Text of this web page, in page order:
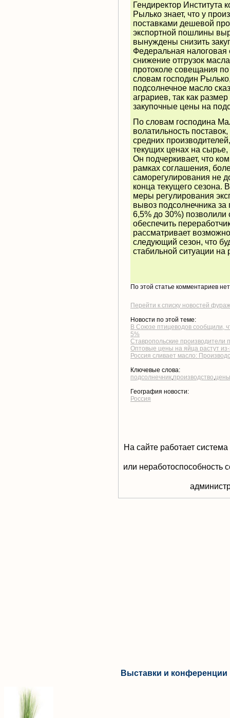
Гендиректор Института
Рылько знает, что у
поставками дешевой
экспортной пошлины
вынуждены снизить
Федеральная
снижение отгрузок
протоколе совещания
словам господин
подсолнечное масло
аграриев, так как
закупочные цены на
По словам господина
волатильность
средних
текущих ценах на
Он подчеркивает, что
рамках соглашения,
саморегулирования не
конца текущего сезона.
меры регулирования
вывоз подсолнечника
6,5% до 30%) позволили
обеспечить
рассматривает
следующий сезон, что
стабильной ситуации на
По этой статье комментариев
Перейти к списку новостей
Новости по этой теме:
В Союзе птицеводов сообщили,
5%
Ставропольские производители
Оптовые цены на яйца растут из-
Россия сливает масло:
Ключевые слова:
подсолнечник,производство,цены
География новости:
Россия
На сайте работает
или неработоспособность
Выставки и конференции